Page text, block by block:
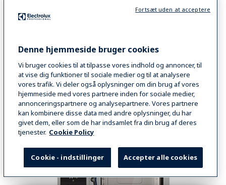
Denne hjemmeside bruger cookies
Vi bruger cookies til at tilpasse vores indhold og annoncer, til
at vise dig funktioner til sociale medier og til at analysere
vores trafik. Vi deler også oplysninger om din brug af vores
hjemmeside med vores partnere inden for sociale medier,
annonceringspartnere og analysepartnere. Vores partnere
kan kombinere disse data med andre oplysninger, du har
givet dem, eller som de har indsamlet fra din brug af deres
tjenester. Cookie Policy
Accepter alle cookies
Cookie - indstillinger
Fortsæt uden at acceptere